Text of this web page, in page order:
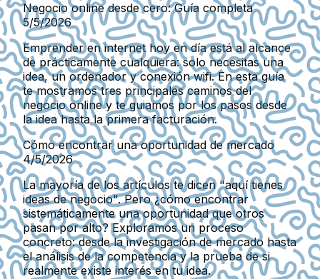
Negocio online desde cero: Guía completa
5/5/2026
Emprender en internet hoy en día está al alcance
de prácticamente cualquiera: solo necesitas una
idea, un ordenador y conexión wifi. En esta guía
te mostramos tres principales caminos del
negocio online y te guiamos por los pasos desde
la idea hasta la primera facturación.
Cómo encontrar una oportunidad de mercado
4/5/2026
La mayoría de los artículos te dicen "aquí tienes
ideas de negocio". Pero ¿cómo encontrar
sistemáticamente una oportunidad que otros
pasan por alto? Exploramos un proceso
concreto: desde la investigación de mercado hasta
el análisis de la competencia y la prueba de si
realmente existe interés en tu idea.